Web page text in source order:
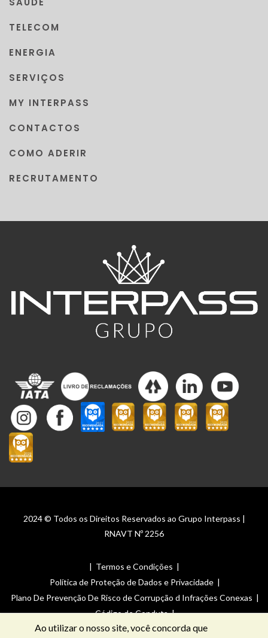
TELECOM
ENERGIA
SERVIÇOS
MY INTERPASS
CONTACTOS
COMO ADERIR
RECRUTAMENTO
2024 © Todos os Direitos Reservados ao Grupo Interpass |
RNAVT Nº 2256
| Termos e Condições |
Política de Proteção de Dados e Privacidade |
Plano De Prevenção De Risco de Corrupção d Infrações Conexas |
Código de Conduta|
Canal de Denúncias _ Plano De Prevenção De Risco de Corrupção
Ao utilizar o nosso site, você concorda que